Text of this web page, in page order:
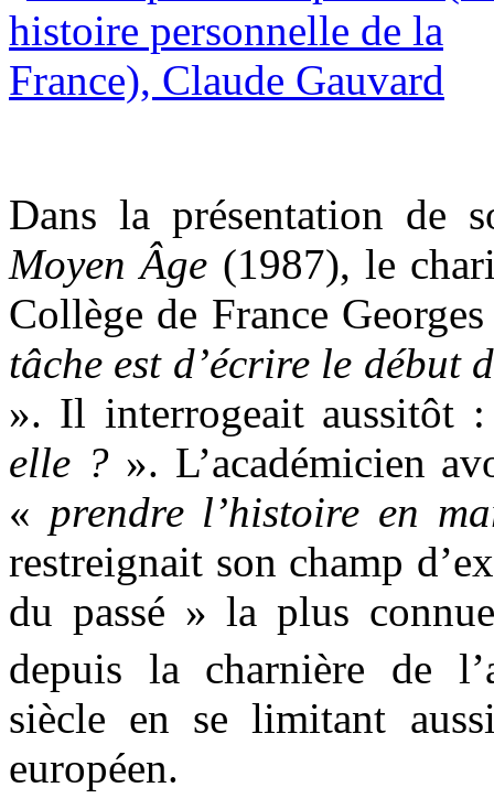
Dans la présentation de
Moyen Âge (1987), le
Collège de France
tâche est d’écrire le début
». Il interrogeait aussitôt
elle ?». L’académicien
« prendre l’histoire en
restreignait son champ
du passé » la plus
depuis la charnière de
siècle en se limitant
européen.